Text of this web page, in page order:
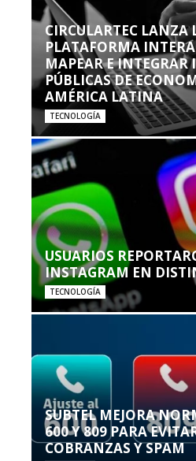
CIRCULARTEC LANZA
PLATAFORMA
MAPEAR E
PÚBLICAS DE
AMÉRICA LATINA
TECNOLOGÍA
USUARIOS
INSTAGRAM EN
TECNOLOGÍA
SUBTEL MEJORA
600 Y 809 PARA
COBRANZAS Y SPAM